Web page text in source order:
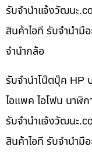
รับจํานําแจ้งวัฒนะ
สินค้าไอที รับจำนำมื
จำนำกล้อ
รับจำนำโน๊ตบุ๊ค HP
ไอแพค ไอโฟน นาฬิ
รับจํานําแจ้งวัฒนะ
สินค้าไอที รับจำนำมื